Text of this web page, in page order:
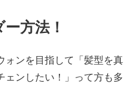
方法！
ォンを目指して「髪型を真
ェンしたい！」って方も多